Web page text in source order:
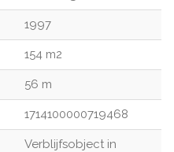
1997
154 m2
56 m
1714100000719468
Verblijfsobject in